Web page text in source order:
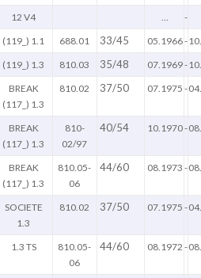
12 V4 -
(119_) 1.1 688.01 33/45 05.1966-
(119_) 1.3 810.03 35/48 07.1969-
BREAK
(117_) 1.3
810.02 37/50 07.1975 -
BREAK
(117_) 1.3
810-
02/97
40/54 10.1970-
BREAK
(117_) 1.3
810.05-
06
44/60 08.1973 -
SOCIETE
1.3
810.02 37/50 07.1975 -
1.3 TS
810.05-
06
44/60 08.1972 -